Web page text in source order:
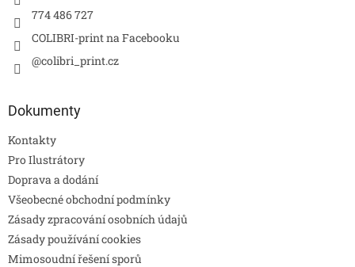
774 486 727
COLIBRI-print na Facebooku
@colibri_print.cz
Dokumenty
Kontakty
Pro Ilustrátory
Doprava a dodání
Všeobecné obchodní podmínky
Zásady zpracování osobních údajů
Zásady používání cookies
Mimosoudní řešení sporů